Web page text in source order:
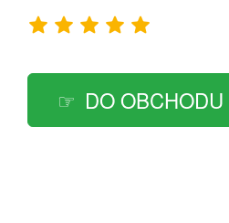
DO OBCHODU